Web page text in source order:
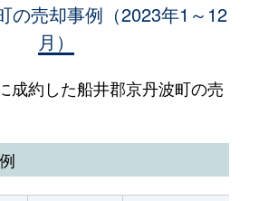
の売却事例（2023年1～12
月）
成約した船井郡京丹波町の売